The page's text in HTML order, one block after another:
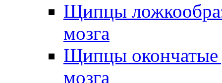
Щипцы
мозга
Щипцы окончатые
мозга